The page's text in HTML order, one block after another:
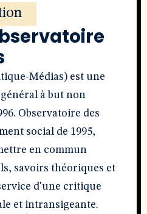
Médias) est une
à but non
Observatoire des
social de 1995,
en commun
savoirs théoriques et
d'une critique
et intransigeante.